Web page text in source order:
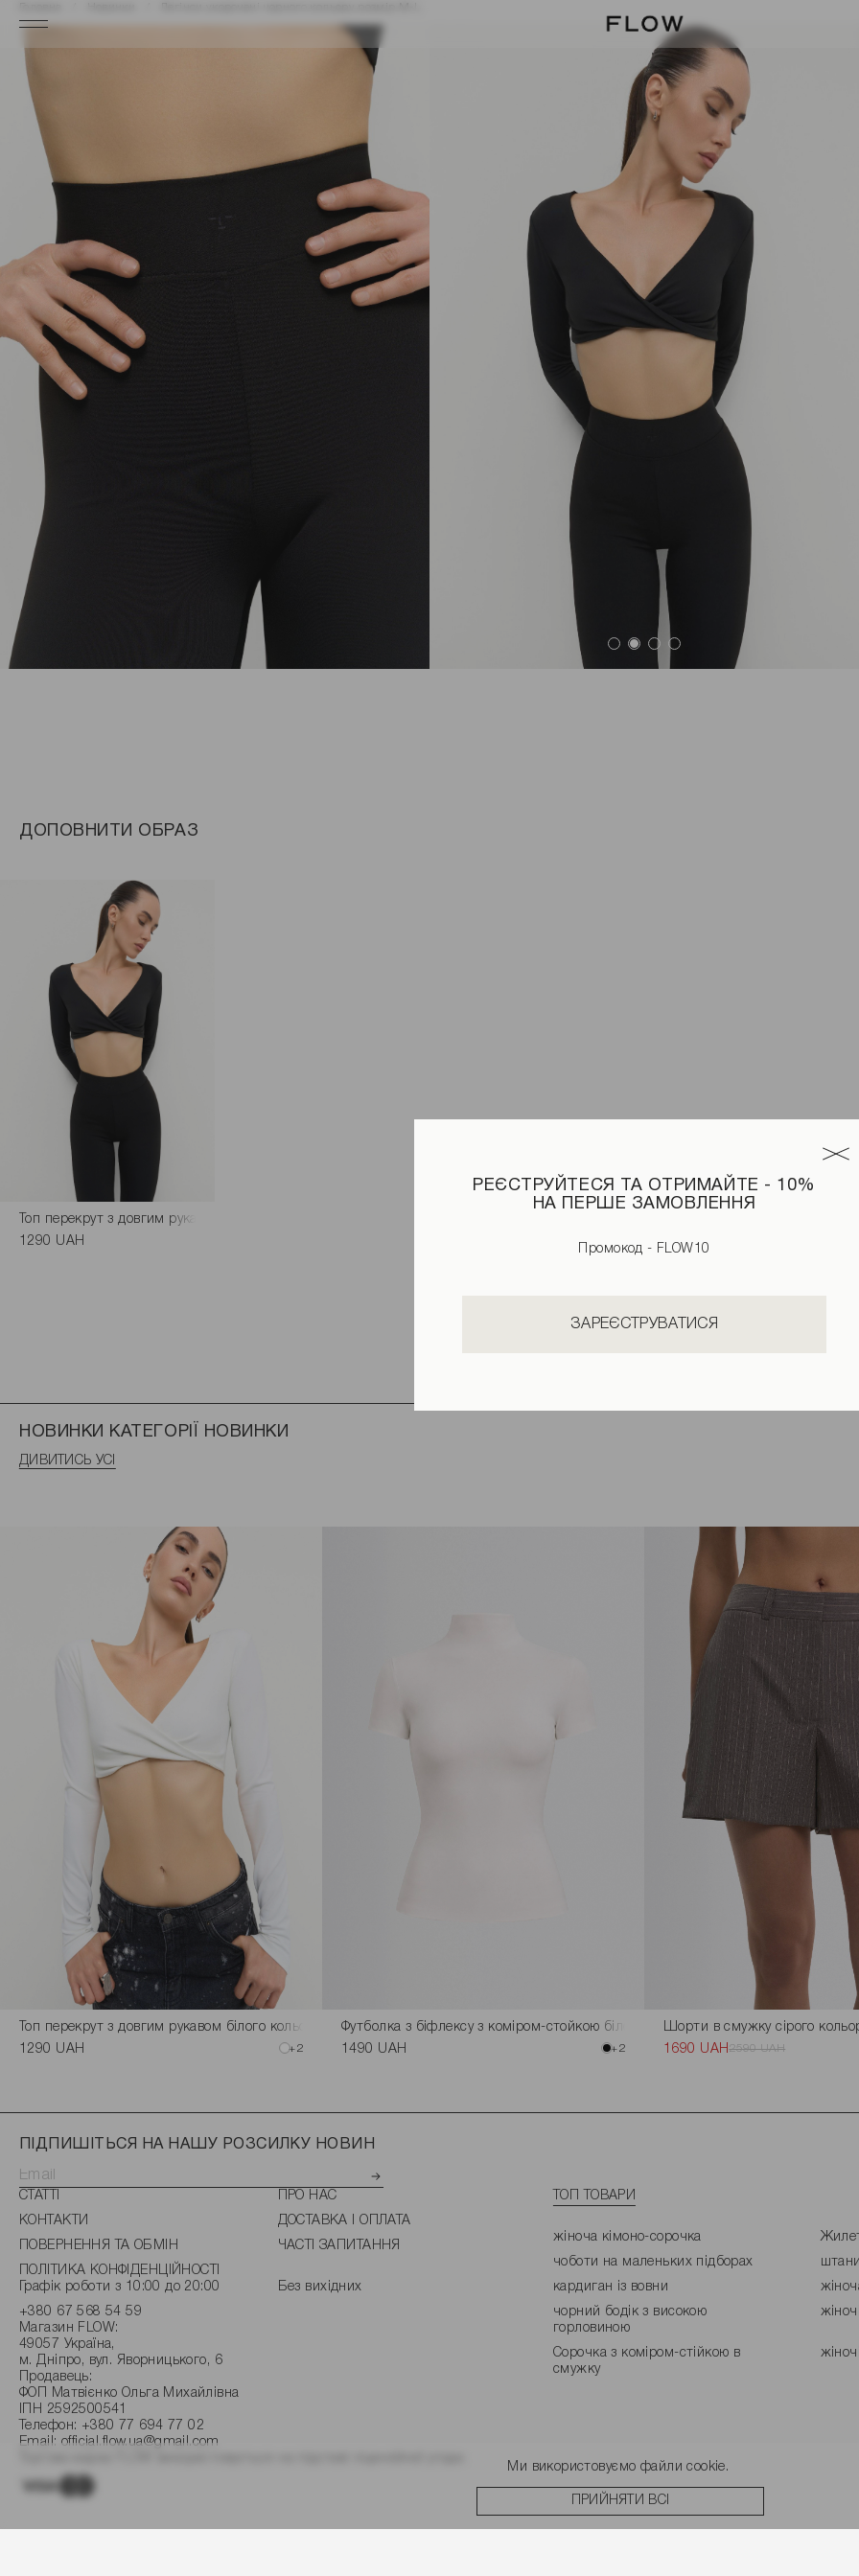
РЕЄСТРУЙТЕСЯ ТА ОТРИМАЙТЕ - 10%
НА ПЕРШЕ ЗАМОВЛЕННЯ
Промокод - FLOW10
ЗАРЕЄСТРУВАТИСЯ
ДОПОВНИТИ ОБРАЗ
Топ перекрут з довгим рукавом чорного кольору
1290 UAH
НОВИНКИ КАТЕГОРІЇ НОВИНКИ
ДИВИТИСЬ УСІ
Топ перекрут з довгим рукавом білого кольору
1290 UAH
+2
Футболка з біфлексу з коміром-стойкою білого кольору
1490 UAH
+2
Шорти в смужку сірого
1690 UAH 2590 UAH
ПІДПИШІТЬСЯ НА НАШУ РОЗСИЛКУ НОВИН
СТАТТІ
ПРО НАС
КОНТАКТИ
ДОСТАВКА І ОПЛАТА
ПОВЕРНЕННЯ ТА ОБМІН
ЧАСТІ ЗАПИТАННЯ
ПОЛІТИКА КОНФІДЕНЦІЙНОСТІ
Графік роботи з 10:00 до 20:00
Без вихідних
+380 67 568 54 59
Магазин FLOW:
49057 Україна,
м. Дніпро, вул. Яворницького, 6
Продавець:
ФОП Матвієнко Ольга Михайлівна
ІПН 2592500541
Телефон: +380 77 694 77 02
Email: official.flow.ua@gmail.com
ТОП ТОВАРИ
жіноча кімоно-сорочка
чоботи на маленьких підборах
кардиган із вовни
чорний бодік з високою
горловиною
Сорочка з коміром-стійкою в
смужку
Ми використовуємо файли cookie.
ПРИЙНЯТИ ВСІ